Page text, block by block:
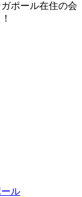
ポール在住の会
ル